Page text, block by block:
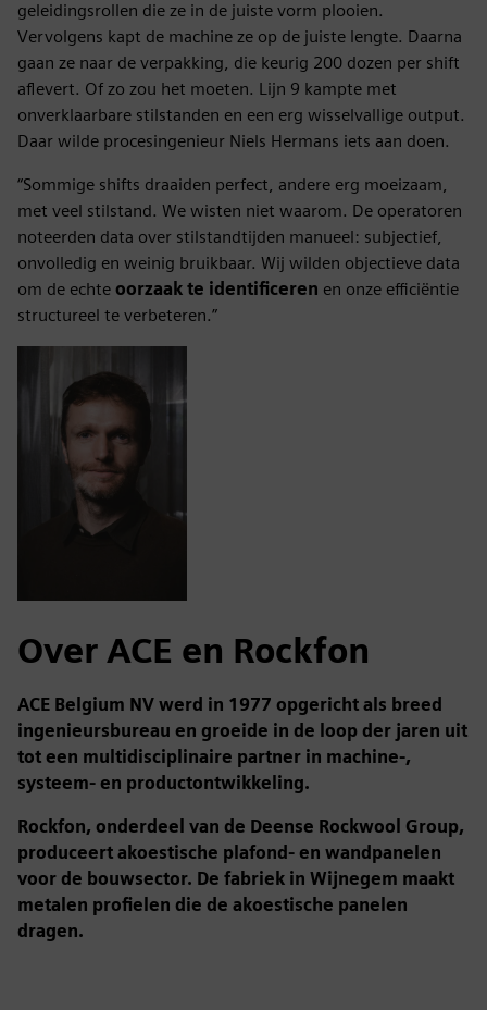
geleidingsrollen die ze in de juiste vorm plooien.
Vervolgens kapt de machine ze op de juiste lengte. Daarna
gaan ze naar de verpakking, die keurig 200 dozen per shift
aflevert. Of zo zou het moeten. Lijn 9 kampte met
onverklaarbare stilstanden en een erg wisselvallige output.
Daar wilde procesingenieur Niels Hermans iets aan doen.
“Sommige shifts draaiden perfect, andere erg moeizaam,
met veel stilstand. We wisten niet waarom. De operatoren
noteerden data over stilstandtijden manueel: subjectief,
onvolledig en weinig bruikbaar. Wij wilden objectieve data
om de echte oorzaak te identificeren en onze efficiëntie
structureel te verbeteren.”
Over ACE en Rockfon
ACE Belgium NV werd in 1977 opgericht als breed
ingenieursbureau en groeide in de loop der jaren uit
tot een multidisciplinaire partner in machine-,
systeem- en productontwikkeling.
Rockfon, onderdeel van de Deense Rockwool Group,
produceert akoestische plafond- en wandpanelen
voor de bouwsector. De fabriek in Wijnegem maakt
metalen profielen die de akoestische panelen
dragen.